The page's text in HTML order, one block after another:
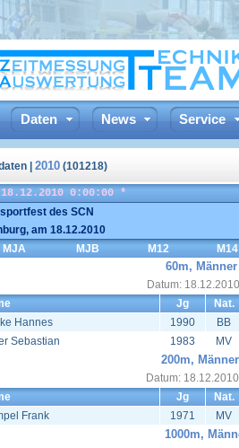
Daten News Service
| 2010 (101218)
0:00:00 *
des SCN
am 18.12.2010
MJA MJB M12 M14
60m,
Datum:
Jg Nat.
Hannes 1990 BB
Sebastian 1983 MV
200m,
Datum:
Jg Nat.
Frank 1971 MV
1000m,